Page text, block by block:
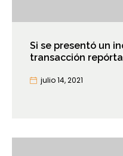
Si se presentó un
transacción
julio 14, 2021